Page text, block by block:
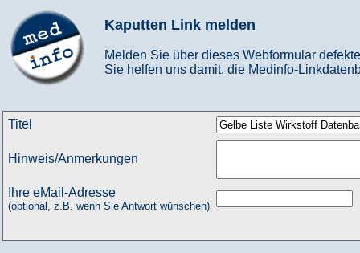
Kaputten Link melden
Melden Sie über dieses Webformular
Sie helfen uns damit, die Medinfo-
Titel
Hinweis/Anmerkungen
Ihre eMail-Adresse
(optional, z.B. wenn Sie Antwort wünschen)